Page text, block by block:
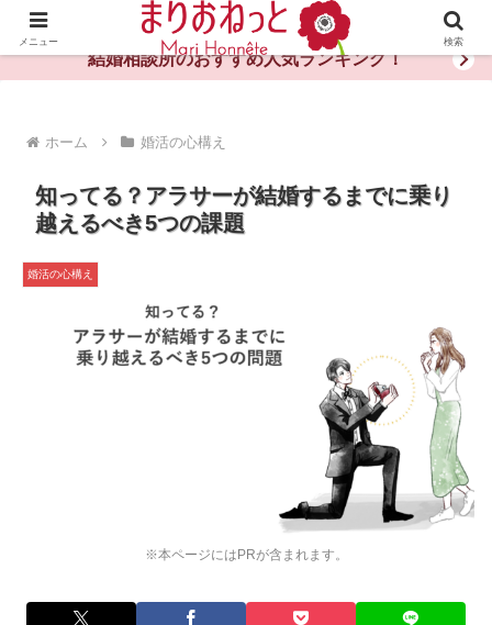
婚活や出会いの体験談・評判・秘訣がわかる情報サイト
結婚相談所のおすすめ人気ランキング！
ホーム 婚活の心構え
知ってる？アラサーが結婚するまでに乗り
越えるべき5つの課題
※本ページにはPRが含まれます。
婚活の心構え
メニュー 検索